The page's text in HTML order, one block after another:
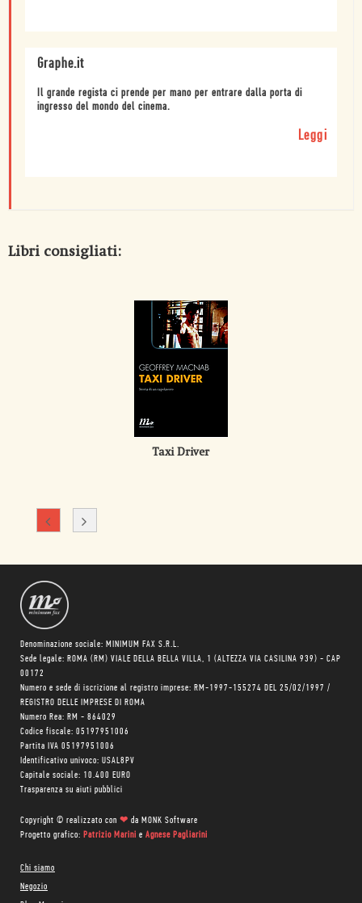
Graphe.it
Il grande regista ci prende per mano per entrare dalla porta di
ingresso del mondo del cinema.
Leggi
Libri consigliati:
Taxi Driver
Denominazione sociale: MINIMUM FAX S.R.L.
Sede legale: ROMA (RM) VIALE DELLA BELLA VILLA, 1 (ALTEZZA VIA CASILINA 939) - CAP
00172
Numero e sede di iscrizione al registro imprese: RM-1997-155274 DEL 25/02/1997 /
REGISTRO DELLE IMPRESE DI ROMA
Numero Rea: RM - 864029
Codice fiscale: 05197951006
Partita IVA 05197951006
Identificativo univoco: USAL8PV
Capitale sociale: 10.400 EURO
Trasparenza su aiuti pubblici
Copyright © realizzato con ❤ da MONK Software
Progetto grafico: Patrizio Marini e Agnese Pagliarini
Chi siamo
Negozio